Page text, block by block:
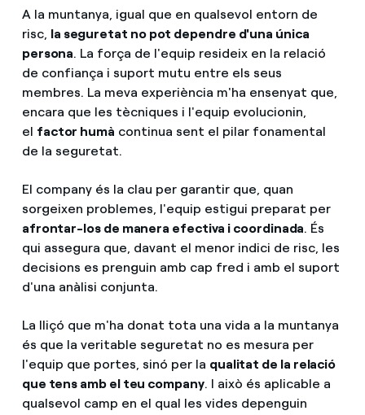
A la muntanya, igual que en qualsevol entorn de
risc, la seguretat no pot dependre d'una única
persona. La força de l'equip resideix en la relació
de confiança i suport mutu entre els seus
membres. La meva experiència m'ha ensenyat que,
encara que les tècniques i l'equip evolucionin,
el factor humà continua sent el pilar fonamental
de la seguretat.
El company és la clau per garantir que, quan
sorgeixen problemes, l'equip estigui preparat per
afrontar-los de manera efectiva i coordinada. És
qui assegura que, davant el menor indici de risc, les
decisions es prenguin amb cap fred i amb el suport
d'una anàlisi conjunta.
La lliçó que m'ha donat tota una vida a la muntanya
és que la veritable seguretat no es mesura per
l'equip que portes, sinó per la qualitat de la relació
que tens amb el teu company. I això és aplicable a
qualsevol camp en el qual les vides depenguin